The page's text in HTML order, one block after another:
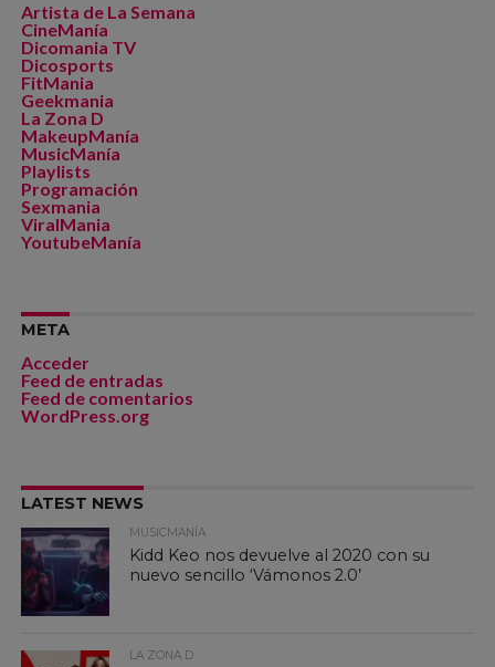
Artista de La Semana
CineManía
Dicomania TV
Dicosports
FitMania
Geekmania
La Zona D
MakeupManía
MusicManía
Playlists
Programación
Sexmania
ViralMania
YoutubeManía
META
Acceder
Feed de entradas
Feed de comentarios
WordPress.org
LATEST NEWS
MUSICMANÍA
Kidd Keo nos devuelve al 2020 con su
nuevo sencillo ‘Vámonos 2.0’
LA ZONA D